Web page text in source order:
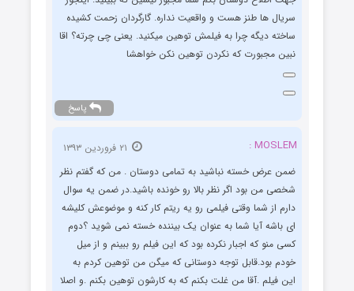
سریال ها طنز هست و واقعیت نداره. گارگردان زحمت کشیده
ساخته دیگه چرا به فیلمش توهین میکنید. یعنی چی چرته؟ اقا
نبین مجبورت که نکردن توهین نکن خواهشا
پاسخ
MOSLEM :
ضمن عرض خسته نباشید به تمامی دوستان . من که گفتم نظر
شخصی من بود اگر نظر بالا رو خونده باشید.در ضمن یه سوال
دارم از شما وقتی فیلمی رو یه ریتم کار کنه و موضوعش کلیشه
ای باشه آیا شما به عنوان یک بیننده خسته نمی شوید ؟دوم
کسی منو که اجبار نکرده بود که این فیلم رو ببینم و از میل
خودم بود.قابل توجه دوستانی که میگن من توهین کردم به
این فیلم .آقا من غلت بکنم که به کارشون توهین بکنم .و اصلا